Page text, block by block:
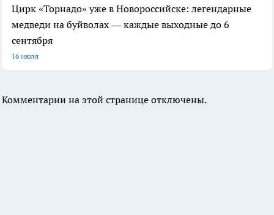
Цирк «Торнадо» уже в Новороссийске: легендарные
медведи на буйволах — каждые выходные до 6
сентября
16 июля
Комментарии на этой странице отключены.